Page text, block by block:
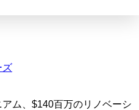
ズ
ム、$140百万のリノベーシ